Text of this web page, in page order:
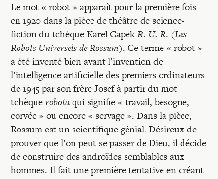
Le mot « robot » apparaît pour la première fois
en 1920 dans la pièce de théâtre de science-
fiction du tchèque Karel CapekR. U. R. (Les
Robots Universels de Rossum). Ce terme « robot »
a été inventé bien avant l’invention de
l’intelligence artificielle des premiers ordinateurs
de 1945 par son frère Josef à partir du mot
tchèquerobotaqui signifie « travail, besogne,
corvée » ou encore « servage ». Dans la pièce,
Rossum est un scientifique génial. Désireux de
prouver que l’on peut se passer de Dieu, il décide
de construire des androïdes semblables aux
hommes. Il fait une première tentative en créant